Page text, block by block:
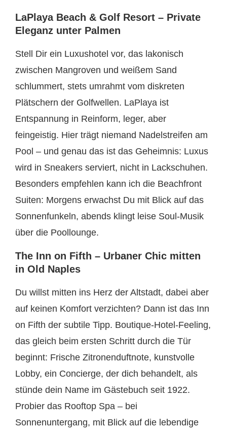
LaPlaya Beach & Golf Resort – Private
Eleganz unter Palmen
Stell Dir ein Luxushotel vor, das lakonisch
zwischen Mangroven und weißem Sand
schlummert, stets umrahmt vom diskreten
Plätschern der Golfwellen. LaPlaya ist
Entspannung in Reinform, leger, aber
feingeistig. Hier trägt niemand Nadelstreifen am
Pool – und genau das ist das Geheimnis: Luxus
wird in Sneakers serviert, nicht in Lackschuhen.
Besonders empfehlen kann ich die Beachfront
Suiten: Morgens erwachst Du mit Blick auf das
Sonnenfunkeln, abends klingt leise Soul-Musik
über die Poollounge.
The Inn on Fifth – Urbaner Chic mitten
in Old Naples
Du willst mitten ins Herz der Altstadt, dabei aber
auf keinen Komfort verzichten? Dann ist das Inn
on Fifth der subtile Tipp. Boutique-Hotel-Feeling,
das gleich beim ersten Schritt durch die Tür
beginnt: Frische Zitronenduftnote, kunstvolle
Lobby, ein Concierge, der dich behandelt, als
stünde dein Name im Gästebuch seit 1922.
Probier das Rooftop Spa – bei
Sonnenuntergang, mit Blick auf die lebendige